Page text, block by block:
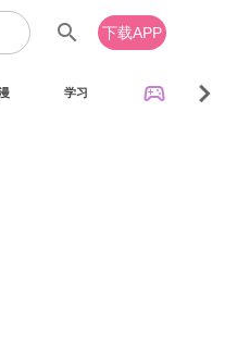
search 下载APP
学习 sports_esports chevron_right